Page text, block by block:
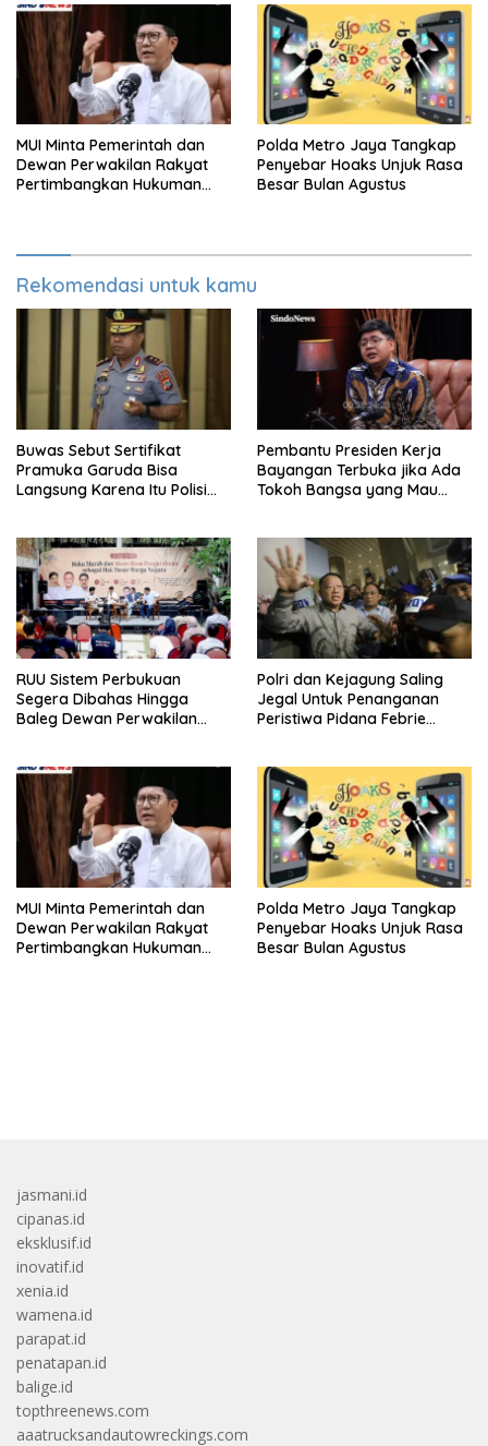
MUI Minta Pemerintah dan
Dewan Perwakilan Rakyat
Pertimbangkan Hukuman
Polda Metro Jaya Tangkap
Penyebar Hoaks Unjuk Rasa
Besar Bulan Agustus
Rekomendasi untuk kamu
Buwas Sebut Sertifikat
Pramuka Garuda Bisa
Langsung Karena Itu Polisi
Pembantu Presiden Kerja
Bayangan Terbuka jika Ada
Tokoh Bangsa yang Mau
RUU Sistem Perbukuan
Segera Dibahas Hingga
Baleg Dewan Perwakilan
Polri dan Kejagung Saling
Jegal Untuk Penanganan
Peristiwa Pidana Febrie
MUI Minta Pemerintah dan
Dewan Perwakilan Rakyat
Pertimbangkan Hukuman
Polda Metro Jaya Tangkap
Penyebar Hoaks Unjuk Rasa
Besar Bulan Agustus
jasmani.id
cipanas.id
eksklusif.id
inovatif.id
xenia.id
wamena.id
parapat.id
penatapan.id
balige.id
topthreenews.com
aaatrucksandautowreckings.com